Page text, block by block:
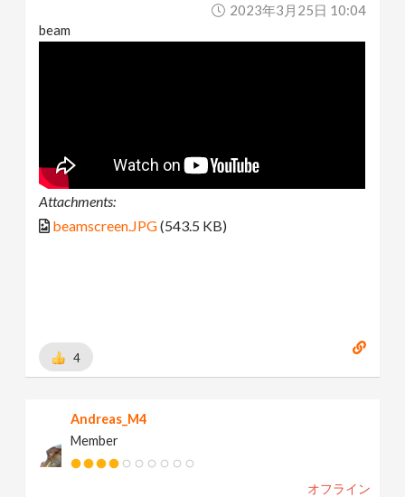
2023年3月25日 10:04
beam
Attachments:
beamscreen.JPG(543.5 KB)
4
Andreas_M4
Member
オフライン